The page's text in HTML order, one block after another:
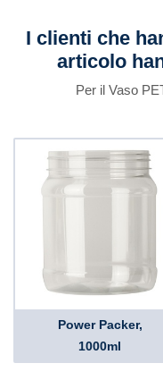
I clienti che
articolo
Per il Vaso
Power Packer,
1000ml